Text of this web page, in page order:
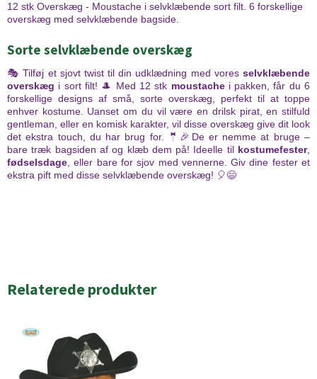
12 stk Overskæg - Moustache i selvklæbende sort filt. 6 forskellige
overskæg med selvklæbende bagside.
Sorte selvklæbende overskæg
🎭 Tilføj et sjovt twist til din udklædning med vores selvklæbende
overskæg i sort filt! 🎩 Med 12 stk moustachei pakken, får du 6
forskellige designs af små, sorte overskæg, perfekt til at toppe
enhver kostume. Uanset om du vil være en drilsk pirat, en stilfuld
gentleman, eller en komisk karakter, vil disse overskæg give dit look
det ekstra touch, du har brug for. 🤵🎉De er nemme at bruge –
bare træk bagsiden af og klæb dem på! Ideelle til kostumefester,
fødselsdage, eller bare for sjov med vennerne. Giv dine fester et
ekstra pift med disse selvklæbende overskæg! 🎈😄
Relaterede produkter